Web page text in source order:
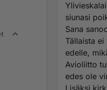
siunasi
Sana
Tällaista
edelle,
Avioliitto
edes ole
Lisäksi